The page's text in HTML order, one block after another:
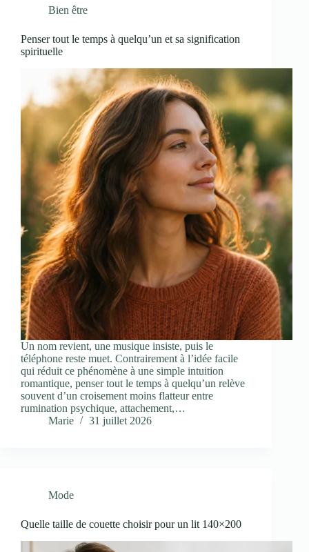
Bien être
Penser tout le temps à quelqu’un et sa signification
spirituelle
Un nom revient, une musique insiste, puis le
téléphone reste muet. Contrairement à l’idée facile
qui réduit ce phénomène à une simple intuition
romantique, penser tout le temps à quelqu’un relève
souvent d’un croisement moins flatteur entre
rumination psychique, attachement,…
Marie
31 juillet 2026
Mode
Quelle taille de couette choisir pour un lit 140×200